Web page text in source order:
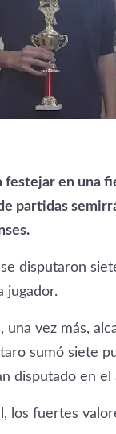
en una
partidas
disputaron
jugador.
una vez más,
sumó siete
disputado en el
los fuertes